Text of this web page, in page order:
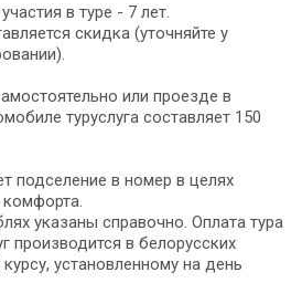
в туре - 7 лет.
скидка (уточняйте у
или проезде в
туруслуга составляет 150
подселение в номер в целях
указаны справочно. Оплата тура
производится в белорусских
установленному на день